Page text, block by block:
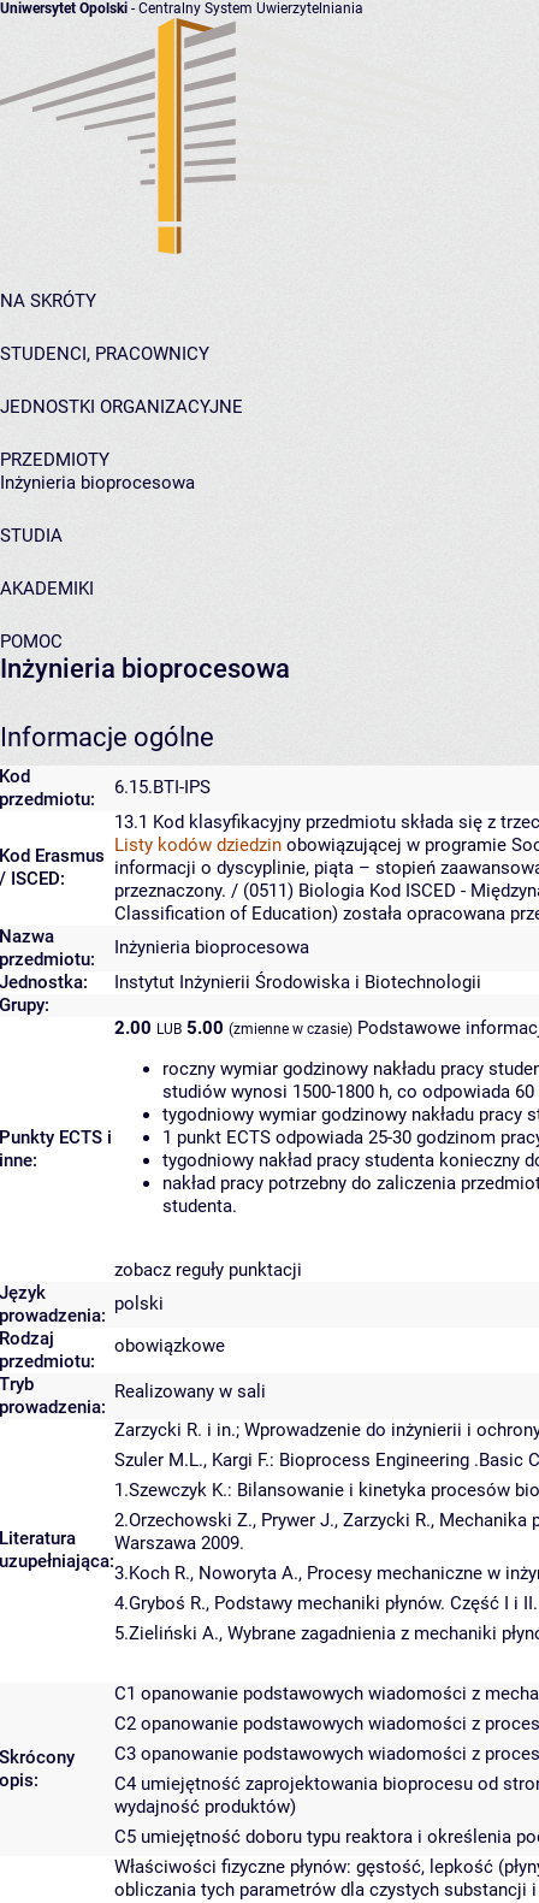
Uniwersytet Opolski - Centralny System Uwierzytelniania
NA SKRÓTY
STUDENCI, PRACOWNICY
JEDNOSTKI ORGANIZACYJNE
PRZEDMIOTY
Inżynieria bioprocesowa
STUDIA
AKADEMIKI
POMOC
Inżynieria bioprocesowa
Informacje ogólne
Kod
przedmiotu:
6.15.BTI-IPS
Kod Erasmus
/ ISCED:
13.1 Kod klasyfikacyjny przedmiotu składa się z
Listy kodów dziedzin obowiązującej w programie
informacji o dyscyplinie, piąta – stopień
przeznaczony. / (0511) Biologia Kod ISCED -
Classification of Education) została opracowana
Nazwa
przedmiotu:
Inżynieria bioprocesowa
Jednostka:
Instytut Inżynierii Środowiska i Biotechnologii
Grupy:
Punkty ECTS i
inne:
2.00 LUB 5.00 (zmienne w czasie) Podstawowe
roczny wymiar godzinowy nakładu pracy
studiów wynosi 1500-1800 h, co odpowiada 60
tygodniowy wymiar godzinowy nakładu pracy
1 punkt ECTS odpowiada 25-30 godzinom
tygodniowy nakład pracy studenta konieczny
nakład pracy potrzebny do zaliczenia
studenta.
zobacz reguły punktacji
Język
prowadzenia:
polski
Rodzaj
przedmiotu:
obowiązkowe
Tryb
prowadzenia:
Realizowany w sali
Literatura
uzupełniająca:
Zarzycki R. i in.; Wprowadzenie do inżynierii i
Szuler M.L., Kargi F.: Bioprocess Engineering .Basic
1.Szewczyk K.: Bilansowanie i kinetyka procesów
2.Orzechowski Z., Prywer J., Zarzycki R.,
Warszawa 2009.
3.Koch R., Noworyta A., Procesy mechaniczne w
4.Gryboś R., Podstawy mechaniki płynów. Część I i
5.Zieliński A., Wybrane zagadnienia z mechaniki
Skrócony
opis:
C1 opanowanie podstawowych wiadomości z
C2 opanowanie podstawowych wiadomości z
C3 opanowanie podstawowych wiadomości z
C4 umiejętność zaprojektowania bioprocesu od
wydajność produktów)
C5 umiejętność doboru typu reaktora i określenia
Właściwości fizyczne płynów: gęstość, lepkość
obliczania tych parametrów dla czystych substancji